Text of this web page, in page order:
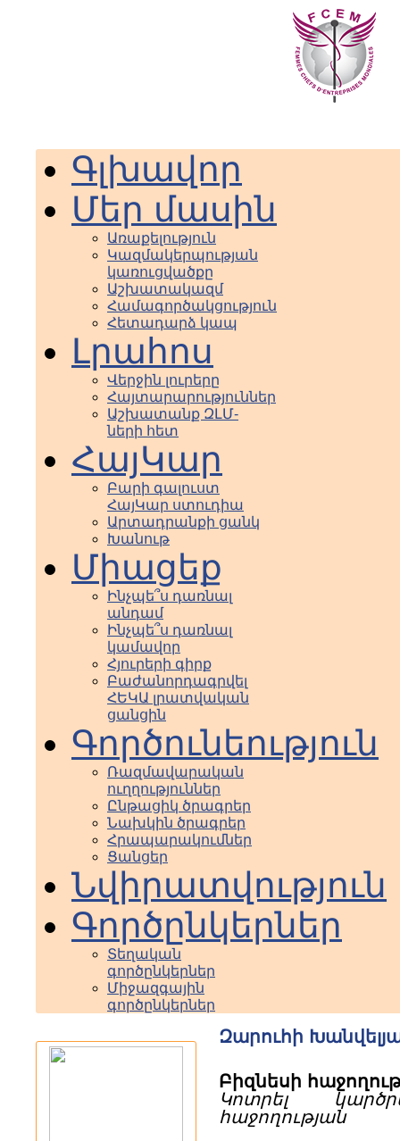
Գլխավոր
Մեր մասին
Առաքելություն
Կազմակերպության
կառուցվածքը
Աշխատակազմ
Համագործակցություն
Հետադարձ կապ
Լրահոս
Վերջին լուրերը
Հայտարարություններ
Աշխատանք ԶԼՄ-
ների հետ
ՀայԿար
Բարի գալուստ
ՀայԿար ստուդիա
Արտադրանքի ցանկ
Խանութ
Միացեք
Ինչպե՞ս դառնալ
անդամ
Ինչպե՞ս դառնալ
կամավոր
Հյուրերի գիրք
Բաժանորդագրվել
ՀԵԿԱ լրատվական
ցանցին
Գործունեություն
Ռազմավարական
ուղղություններ
Ընթացիկ ծրագրեր
Նախկին ծրագրեր
Հրապարակումներ
Ցանցեր
Նվիրատվություն
Գործընկերներ
Տեղական
գործընկերներ
Միջազգային
գործընկերներ
Զարուհի
Բիզնեսի
Կոտրել
հաջողության